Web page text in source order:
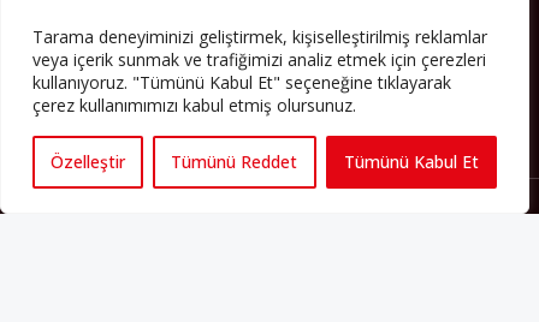
Tarama deneyiminizi geliştirmek, kişiselleştirilmiş reklamlar
veya içerik sunmak ve trafiğimizi analiz etmek için çerezleri
kullanıyoruz. "Tümünü Kabul Et" seçeneğine tıklayarak
çerez kullanımımızı kabul etmiş olursunuz.
Özelleştir Tümünü Reddet Tümünü Kabul Et
PERSPEKTIF’I SOSYAL MEDYADA TAKIP EDEBILIRSINIZ